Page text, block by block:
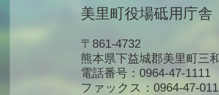
美里町役場砥用庁舎
〒861-4732
熊本県下益城郡美里町三
電話番号：0964-47-1111
ファックス：0964-47-